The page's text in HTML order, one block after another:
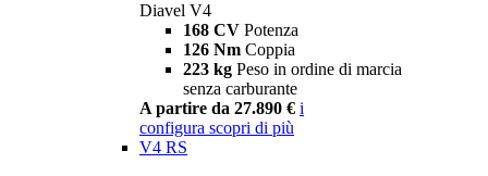
Diavel V4
168 CV Potenza
126 Nm Coppia
223 kg Peso in ordine di marcia
senza carburante
A partire da 27.890 € i
configura scopri di più
V4 RS